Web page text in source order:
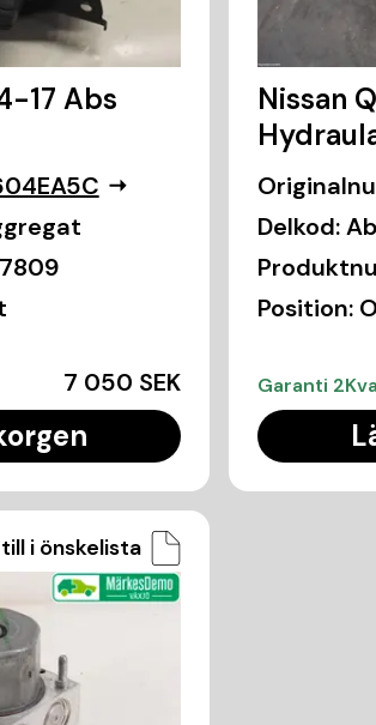
17 Abs
7 050 SEK
Nissan
Delkod:
Position:
Garanti 2
i önskelista